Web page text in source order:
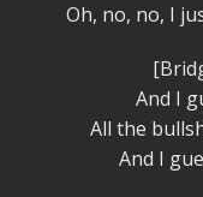
Oh, no, no, I
And I
All the
And I